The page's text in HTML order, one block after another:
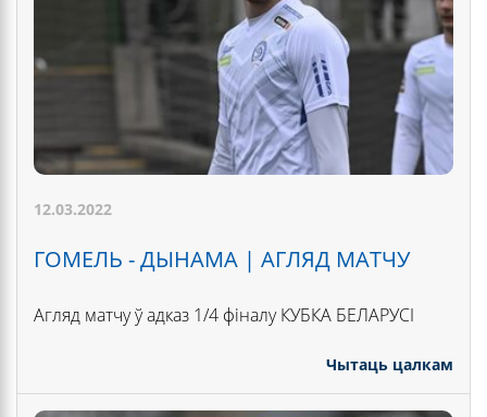
12.03.2022
ГОМЕЛЬ - ДЫНАМА | АГЛЯД МАТЧУ
Агляд матчу ў адказ 1/4 фіналу КУБКА БЕЛАРУСІ
Чытаць цалкам